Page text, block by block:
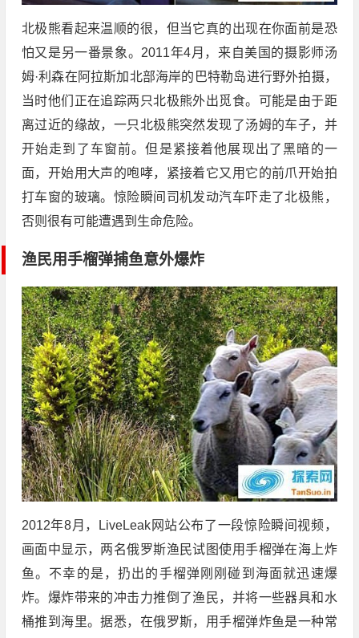
北极熊看起来温顺的很，但当它真的出现在你面前是恐
怕又是另一番景象。2011年4月，来自美国的摄影师汤
姆·利森在阿拉斯加北部海岸的巴特勒岛进行野外拍摄，
当时他们正在追踪两只北极熊外出觅食。可能是由于距
离过近的缘故，一只北极熊突然发现了汤姆的车子，并
开始走到了车窗前。但是紧接着他展现出了黑暗的一
面，开始用大声的咆哮，紧接着它又用它的前爪开始拍
打车窗的玻璃。惊险瞬间司机发动汽车吓走了北极熊，
否则很有可能遭遇到生命危险。
渔民用手榴弹捕鱼意外爆炸
2012年8月，LiveLeak网站公布了一段惊险瞬间视频，
画面中显示，两名俄罗斯渔民试图使用手榴弹在海上炸
鱼。不幸的是，扔出的手榴弹刚刚碰到海面就迅速爆
炸。爆炸带来的冲击力推倒了渔民，并将一些器具和水
桶推到海里。据悉，在俄罗斯，用手榴弹炸鱼是一种常